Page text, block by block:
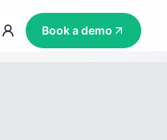
Book a demo